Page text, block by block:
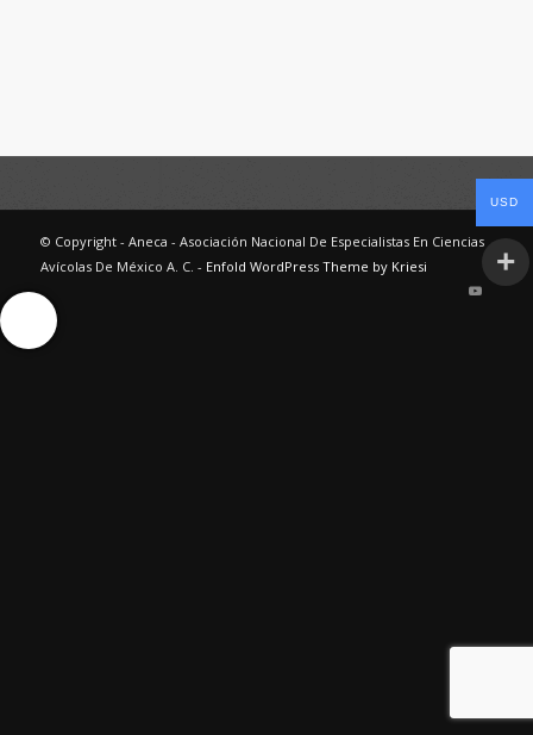
© Copyright - Aneca - Asociación Nacional De Especialistas En Ciencias
Avícolas De México A. C. - Enfold WordPress Theme by Kriesi
Ayuda Interactiva
Ayuda Interactiva
Ayuda Interactiva
USD